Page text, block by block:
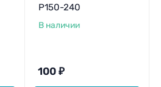
P150-240
В наличии
100 ₽